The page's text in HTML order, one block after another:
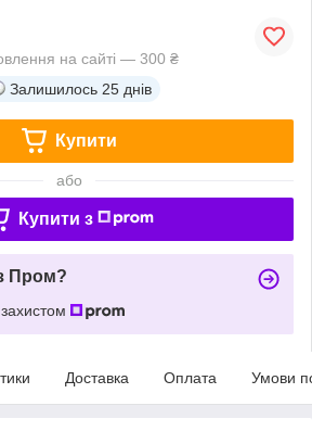
на сайті — 300 ₴
Залишилось 25 днів
Купити
або
Купити з
Пром?
Доставка Оплата Умови